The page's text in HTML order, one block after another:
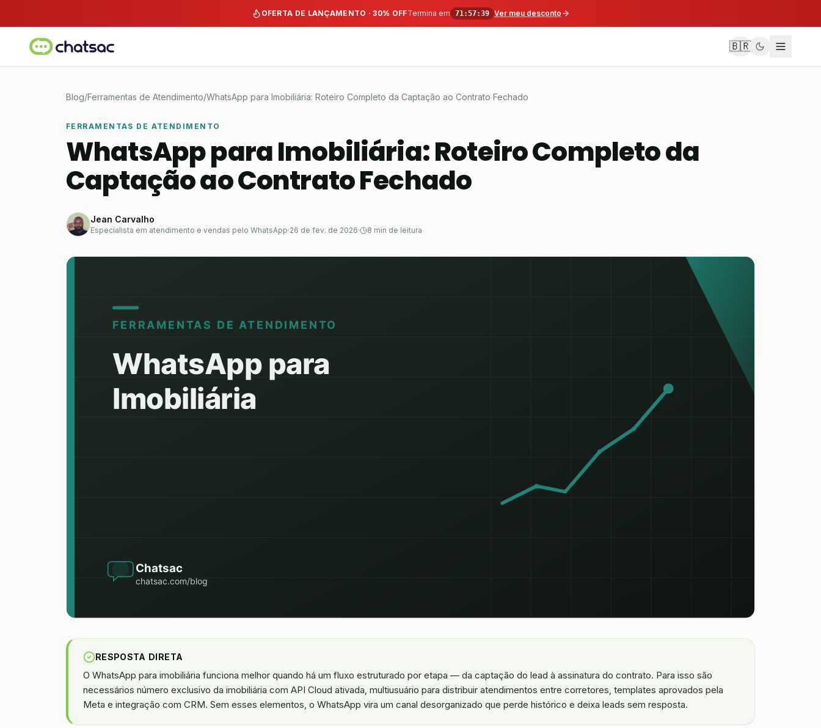
OFERTA DE LANÇAMENTO · 30% OFFTermina em 71:57:39 Ver meu desconto
🇧🇷
Blog/Ferramentas de Atendimento/WhatsApp para Imobiliária: Roteiro Completo da Captação ao Contrato Fechado
FERRAMENTAS DE ATENDIMENTO
WhatsApp para Imobiliária: Roteiro Completo da
Captação ao Contrato Fechado
Jean Carvalho
Especialista em atendimento e vendas pelo WhatsApp·26 de fev. de 2026· 8 min de leitura
RESPOSTA DIRETA
O WhatsApp para imobiliária funciona melhor quando há um fluxo estruturado por etapa — da captação do lead à assinatura do contrato. Para isso são
necessários número exclusivo da imobiliária com API Cloud ativada, multiusuário para distribuir atendimentos entre corretores, templates aprovados pela
Meta e integração com CRM. Sem esses elementos, o WhatsApp vira um canal desorganizado que perde histórico e deixa leads sem resposta.